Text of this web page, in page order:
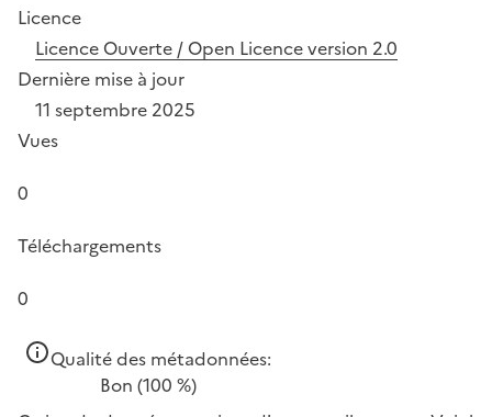
Licence
Licence Ouverte / Open Licence version 2.0
Dernière mise à jour
11 septembre 2025
Vues
0
Téléchargements
0
Qualité des métadonnées:
Bon (100 %)